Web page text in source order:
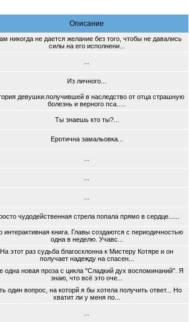
Описание
никогда не дается желание без того, чтобы не давались
силы на его исполнени...
Из личного...
девушки.получившей в наследство от отца страшную
болезнь и верного пса.....
Ты знаешь кто ты?...
Еротична замальовка...
чудодейственная стрела попала прямо в сердце......
интерактивная книга. Главы создаются с периодичностью
одна в неделю. Учавс...
На этот раз судьба благосклонна к Мистеру Котяре и он
получает надежду на спасен...
одна новая проза с цикла "Сладкий дух воспоминаний". Я
знаю, что всё это оче...
один вопрос, на которй я бы хотела получить ответ... Но
хватит ли у меня по...